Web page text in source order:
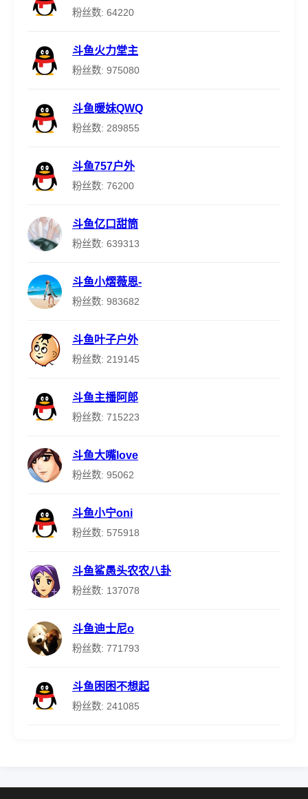
粉丝数: 64220
斗鱼火力堂主
粉丝数: 975080
斗鱼暖妹QWQ
粉丝数: 289855
斗鱼757户外
粉丝数: 76200
斗鱼亿口甜筒
粉丝数: 639313
斗鱼小熠薇恩-
粉丝数: 983682
斗鱼叶子户外
粉丝数: 219145
斗鱼主播阿郎
粉丝数: 715223
斗鱼大嘴love
粉丝数: 95062
斗鱼小宁oni
粉丝数: 575918
斗鱼鲨愚头农农八卦
粉丝数: 137078
斗鱼迪士尼o
粉丝数: 771793
斗鱼困困不想起
粉丝数: 241085